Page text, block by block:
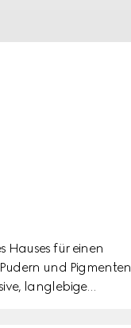
Hauses für einen
und Pigmenten
langlebige